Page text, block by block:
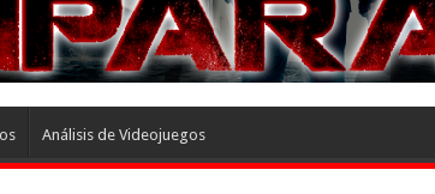
Análisis de Videojuegos